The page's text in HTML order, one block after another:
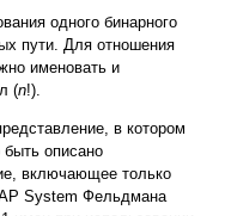
одного бинарного
пути. Для отношения
именовать и
(n!).
в котором
описано
включающее только
System Фельдмана